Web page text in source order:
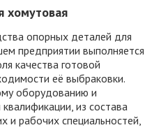
хомутовая
опорных деталей для
предприятии выполняется
качества готовой
её выбраковки.
оборудованию и
из состава
и рабочих специальностей,